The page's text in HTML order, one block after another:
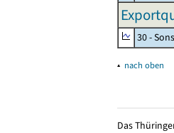
30 -
▴ nach oben
Das